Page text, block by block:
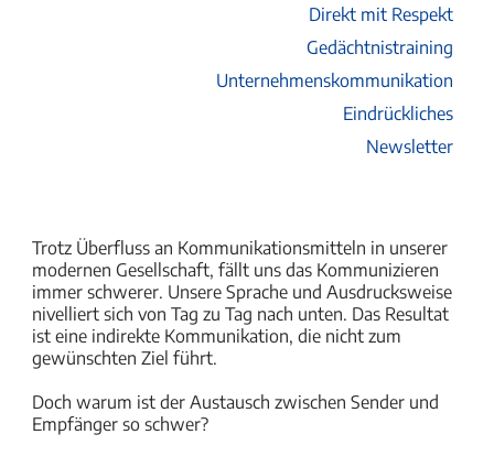
Direkt mit Respekt
Gedächtnistraining
Unternehmenskommunikation
Eindrückliches
Newsletter
Trotz Überfluss an Kommunikationsmitteln in unserer
modernen Gesellschaft, fällt uns das Kommunizieren
immer schwerer. Unsere Sprache und Ausdrucksweise
nivelliert sich von Tag zu Tag nach unten. Das Resultat
ist eine indirekte Kommunikation, die nicht zum
gewünschten Ziel führt.
Doch warum ist der Austausch zwischen Sender und
Empfänger so schwer?